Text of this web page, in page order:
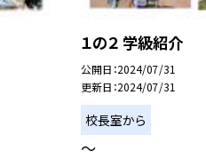
１の２ 学級紹介
公開日 2024/07/31
更新日 2024/07/31
校長室から
〜